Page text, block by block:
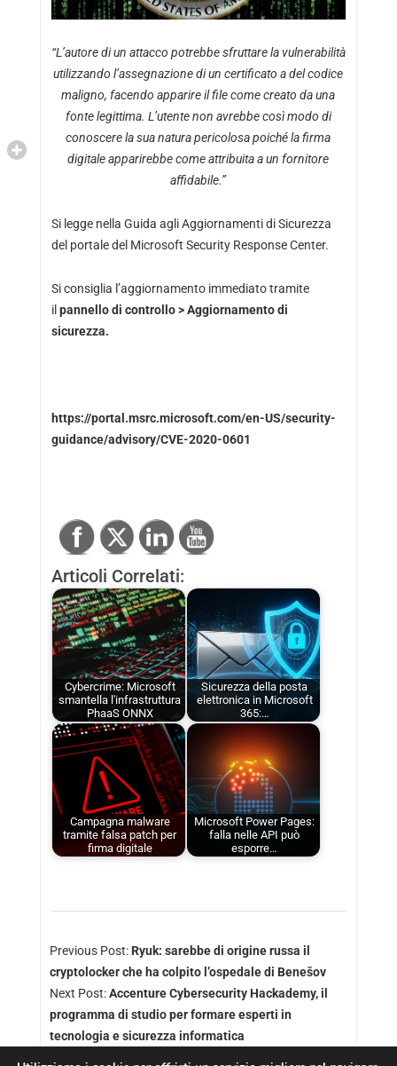
“L’autore di un attacco potrebbe sfruttare la vulnerabilità
utilizzando l’assegnazione di un certificato a del codice
maligno, facendo apparire il file come creato da una
fonte legittima. L’utente non avrebbe così modo di
conoscere la sua natura pericolosa poiché la firma
digitale apparirebbe come attribuita a un fornitore
affidabile.”
Si legge nella Guida agli Aggiornamenti di Sicurezza
del portale del Microsoft Security Response Center.
Si consiglia l’aggiornamento immediato tramite
il pannello di controllo > Aggiornamento di
sicurezza.
https://portal.msrc.microsoft.com/en-US/security-
guidance/advisory/CVE-2020-0601
Articoli Correlati:
Cybercrime: Microsoft
smantella l'infrastruttura
PhaaS ONNX
Sicurezza della posta
elettronica in Microsoft
365:…
Campagna malware
tramite falsa patch per
firma digitale
Microsoft Power Pages:
falla nelle API può
esporre…
Previous Post: Ryuk: sarebbe di origine russa il
cryptolocker che ha colpito l’ospedale di Benešov
Next Post:Accenture Cybersecurity Hackademy, il
programma di studio per formare esperti in
tecnologia e sicurezza informatica